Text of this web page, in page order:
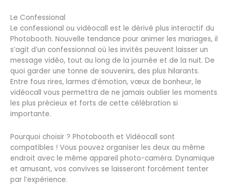
Le Confessional
Le confessional ou vidéocall est le dérivé plus interactif du
Photobooth. Nouvelle tendance pour animer les mariages, il
s’agit d’un confessionnal où les invités peuvent laisser un
message vidéo, tout au long de la journée et de la nuit. De
quoi garder une tonne de souvenirs, des plus hilarants.
Entre fous rires, larmes d’émotion, vœux de bonheur, le
vidéocall vous permettra de ne jamais oublier les moments
les plus précieux et forts de cette célébration si
importante.
Pourquoi choisir ? Photobooth et Vidéocall sont
compatibles ! Vous pouvez organiser les deux au même
endroit avec le même appareil photo-caméra. Dynamique
et amusant, vos convives se laisseront forcément tenter
par l’expérience.